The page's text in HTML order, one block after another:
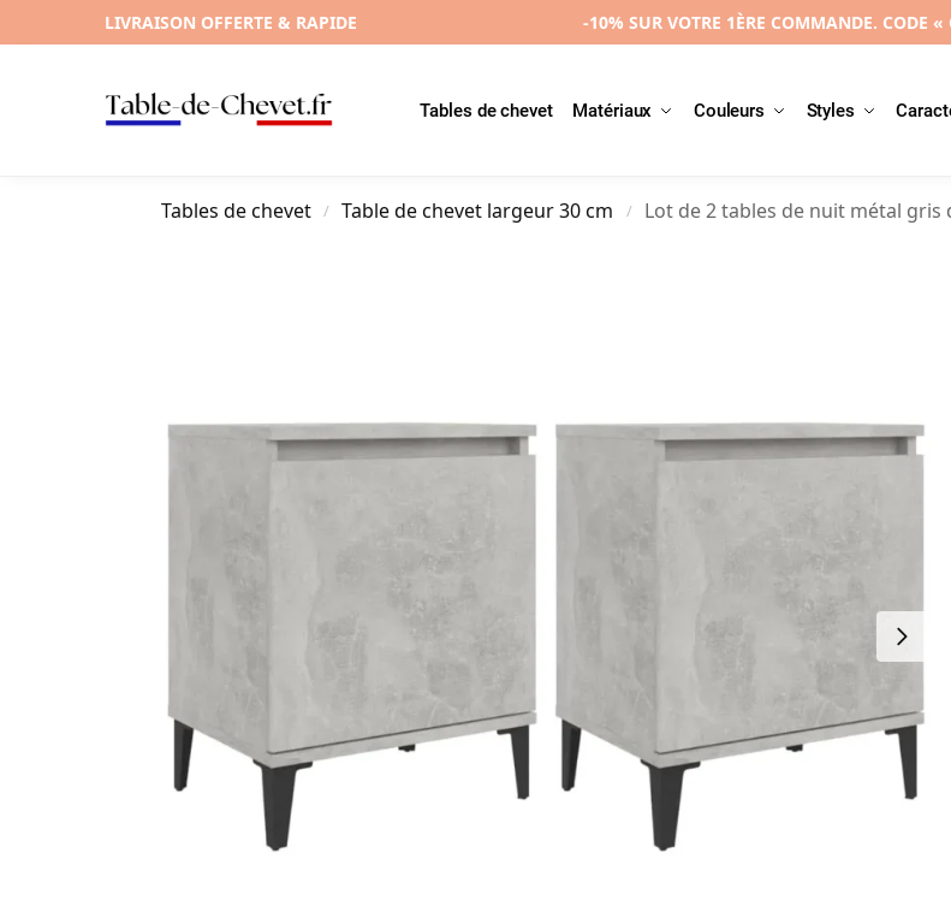
LIVRAISON OFFERTE & RAPIDE -10% SUR VOTRE 1ÈRE COMMANDE. CODE «
Tables de chevet Matériaux Couleurs Styles
Tables de chevet / Table de chevet largeur 30 cm / Lot de 2 tables de nuit métal